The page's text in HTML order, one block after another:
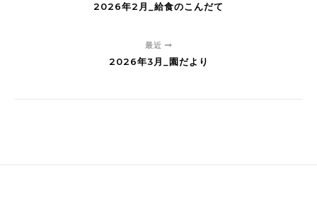
2026年2月_給食のこんだて
最近
2026年3月_園だより